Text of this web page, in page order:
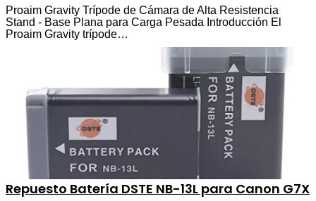
Proaim Gravity Trípode de Cámara de Alta Resistencia
Stand - Base Plana para Carga Pesada Introducción El
Proaim Gravity trípode…
Repuesto Batería DSTE NB-13L para Canon G7X